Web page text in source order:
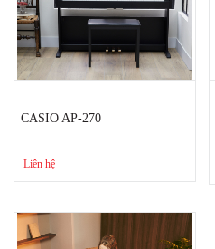
CASIO AP-270
Liên hệ